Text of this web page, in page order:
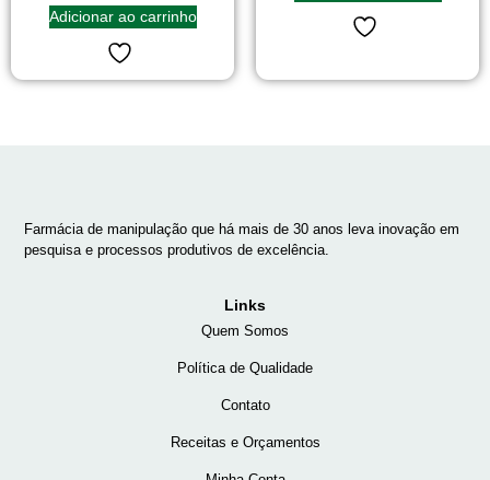
Adicionar ao carrinho
Farmácia de manipulação que há mais de 30 anos leva inovação em
pesquisa e processos produtivos de excelência.
Links
Quem Somos
Política de Qualidade
Contato
Receitas e Orçamentos